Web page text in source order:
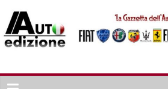
naar
inhoud
Auto